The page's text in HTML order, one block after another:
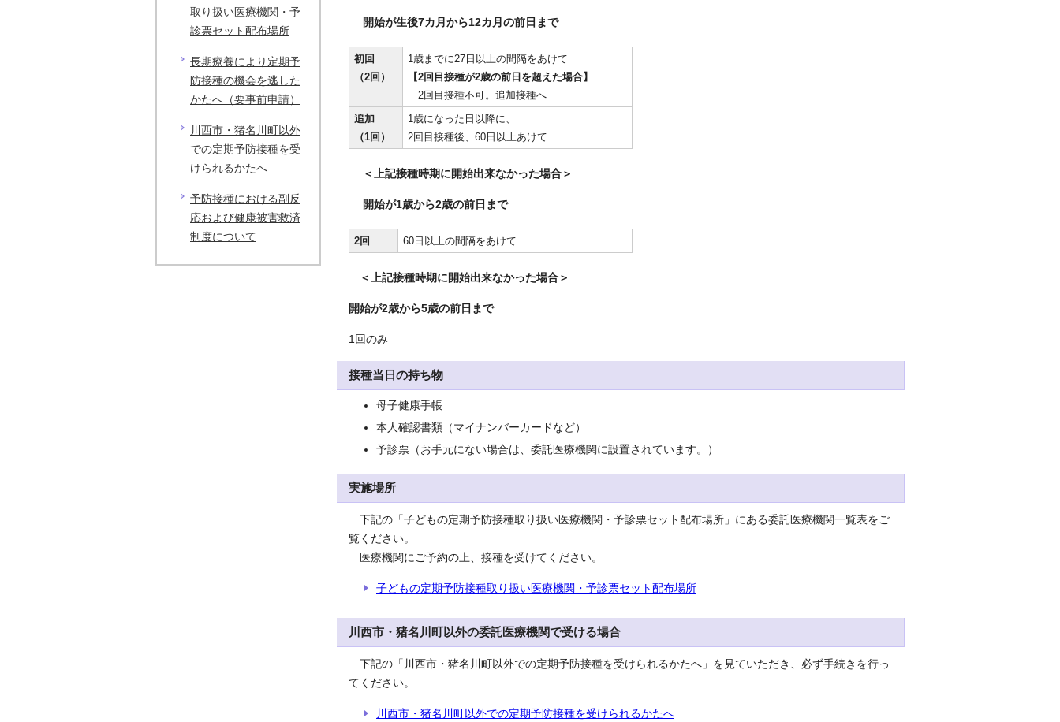
開始が生後7カ月から12カ月の前日まで
初回
（2回）
1歳までに27日以上の間隔をあけて
【2回目接種が2歳の前日を超えた場合】
2回目接種不可。追加接種へ
追加
（1回）
1歳になった日以降に、
2回目接種後、60日以上あけて
＜上記接種時期に開始出来なかった場合＞
開始が1歳から2歳の前日まで
2回 60日以上の間隔をあけて
＜上記接種時期に開始出来なかった場合＞
開始が2歳から5歳の前日まで
1回のみ
接種当日の持ち物
母子健康手帳
本人確認書類（マイナンバーカードなど）
予診票（お手元にない場合は、委託医療機関に設置されています。）
実施場所
下記の「子どもの定期予防接種取り扱い医療機関・予診票セット配布場所」にある委託医療機関一覧表をご
覧ください。
医療機関にご予約の上、接種を受けてください。
子どもの定期予防接種取り扱い医療機関・予診票セット配布場所
川西市・猪名川町以外の委託医療機関で受ける場合
下記の「川西市・猪名川町以外での定期予防接種を受けられるかたへ」を見ていただき、必ず手続きを行っ
てください。
川西市・猪名川町以外での定期予防接種を受けられるかたへ
取り扱い医療機関・予
診票セット配布場所
長期療養により定期予
防接種の機会を逃した
かたへ（要事前申請）
川西市・猪名川町以外
での定期予防接種を受
けられるかたへ
予防接種における副反
応および健康被害救済
制度について